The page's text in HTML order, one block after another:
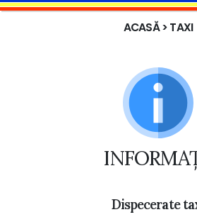
ACASĂ> TAXI
Dispecerate